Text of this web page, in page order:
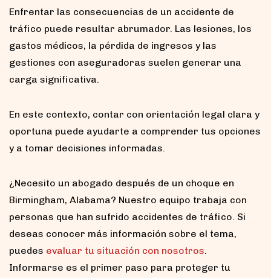
Enfrentar las consecuencias de un accidente de
tráfico puede resultar abrumador. Las lesiones, los
gastos médicos, la pérdida de ingresos y las
gestiones con aseguradoras suelen generar una
carga significativa.
En este contexto, contar con orientación legal clara y
oportuna puede ayudarte a comprender tus opciones
y a tomar decisiones informadas.
¿Necesito un abogado después de un choque en
Birmingham, Alabama? Nuestro equipo trabaja con
personas que han sufrido accidentes de tráfico. Si
deseas conocer más información sobre el tema,
puedes evaluar tu situación con nosotros.
Informarse es el primer paso para proteger tu